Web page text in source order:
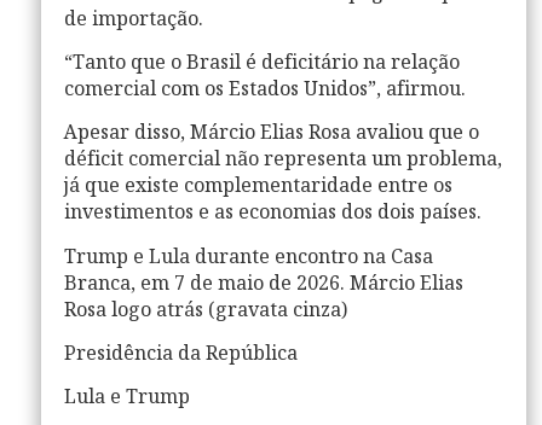
de importação.
“Tanto que o Brasil é deficitário na relação
comercial com os Estados Unidos”, afirmou.
Apesar disso, Márcio Elias Rosa avaliou que o
déficit comercial não representa um problema,
já que existe complementaridade entre os
investimentos e as economias dos dois países.
Trump e Lula durante encontro na Casa
Branca, em 7 de maio de 2026. Márcio Elias
Rosa logo atrás (gravata cinza)
Presidência da República
Lula e Trump